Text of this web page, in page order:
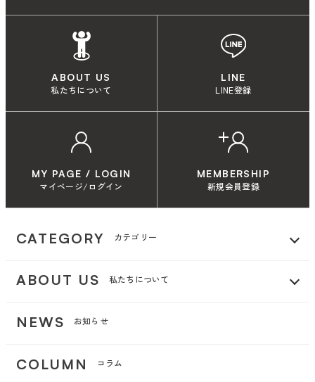
ABOUT US
私たちについて
LINE
LINE登録
MY PAGE / LOGIN
マイページ/ログイン
MEMBERSHIP
新規会員登録
CATEGORY カテゴリー
ABOUT US 私たちについて
NEWS お知らせ
COLUMN コラム